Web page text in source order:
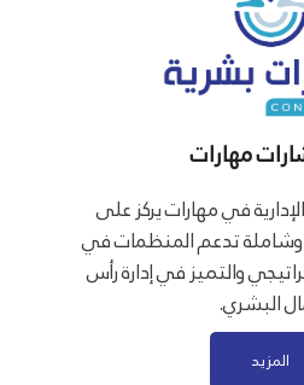
مهارات
في مهارات يركز على
تدعم المنظمات في
والتميز في إدارة رأس
البشري.
المزيد